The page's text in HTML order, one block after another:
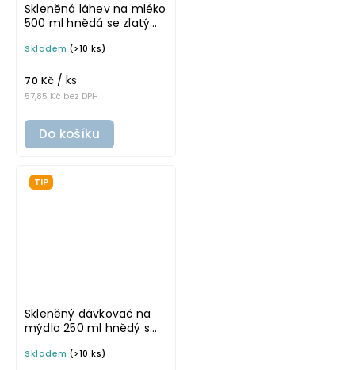
Skleněná láhev na mléko
500 ml hnědá se zlatým
Skladem (>10 ks)
57,85 Kč bez DPH
70 Kč / ks
Do košíku
TIP
Skleněný dávkovač na
mýdlo 250 ml hnědý s
MONA
Skladem (>10 ks)